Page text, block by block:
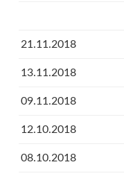
21.11.2018
13.11.2018
09.11.2018
12.10.2018
08.10.2018